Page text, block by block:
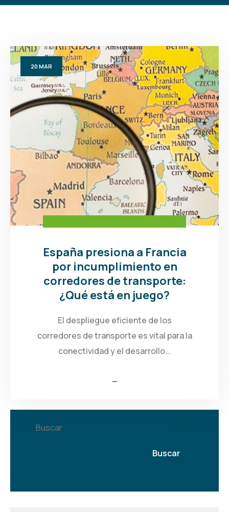
20MAR
España presiona a Francia
por incumplimiento en
corredores de transporte:
¿Qué está en juego?
El despliegue eficiente de los
corredores de transporte es vital para la
conectividad y el desarrollo...
Buscar
Buscar